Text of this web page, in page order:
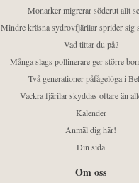
Monarker migrerar söderut allt
Mindre kräsna sydrovfjärilar sprider sig
Vad tittar du på?
Många slags pollinerare ger större
Två generationer påfågelöga i
Vackra fjärilar skyddas oftare än
Kalender
Anmäl dig här!
Din sida
Om oss